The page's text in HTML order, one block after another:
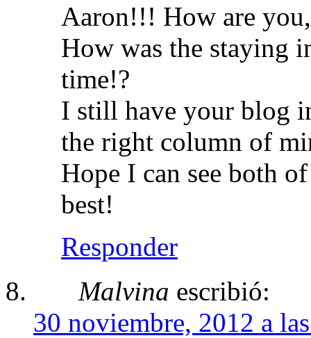
Aaron!!! How are
How was the staying
time!?
I still have your blog
the right column of
Hope I can see both
best!
Responder
Malvina escribió:
30 noviembre, 2012 a